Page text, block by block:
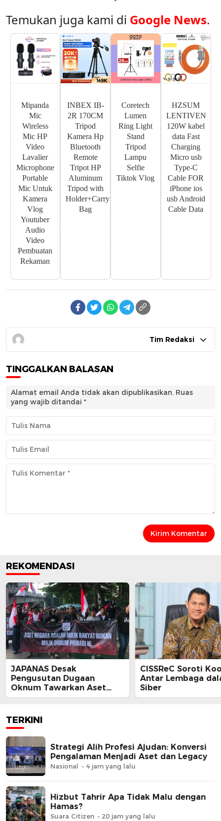
Temukan juga kami di Google News.
Mipanda
Mic
Wireless
Mic HP
Video
Lavalier
Microphone
Portable
Mic Untuk
Kamera
Vlog
Youtuber
Audio
Video
Pembuatan
Rekaman
INBEX IB-
2R 170CM
Tripod
Kamera Hp
Bluetooth
Remote
Tripot HP
Aluminum
Tripod with
Holder+Carry
Bag
Coretech
Lumen
Ring Light
Stand
Tripod
Lampu
Selfie
Tiktok Vlog
HZSUM
LENTIVEN
120W kabel
data Fast
Charging
Micro usb
Type-C
Cable FOR
iPhone ios
usb Android
Cable Data
Tim Redaksi
TINGGALKAN BALASAN
Alamat email Anda tidak akan dipublikasikan. Ruas
yang wajib ditandai *
REKOMENDASI
JAPANAS Desak
Pengusutan Dugaan
Oknum Tawarkan Aset
Negara, Minta Pemerintah
CISSReC Soroti
Antar Lembaga
Siber
TERKINI
Strategi Alih Profesi Ajudan: Konversi
Pengalaman Menjadi Aset dan Legacy
Nasional 4 jam yang lalu
Hizbut Tahrir Apa Tidak Malu dengan
Hamas?
Suara Citizen 20 jam yang lalu